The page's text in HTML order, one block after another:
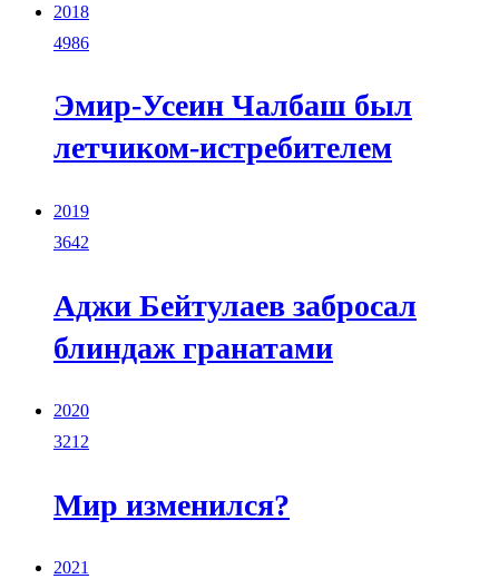
2018
4986
Эмир-Усеин Чалбаш был
летчиком-истребителем
2019
3642
Аджи Бейтулаев забросал
блиндаж гранатами
2020
3212
Мир изменился?
2021